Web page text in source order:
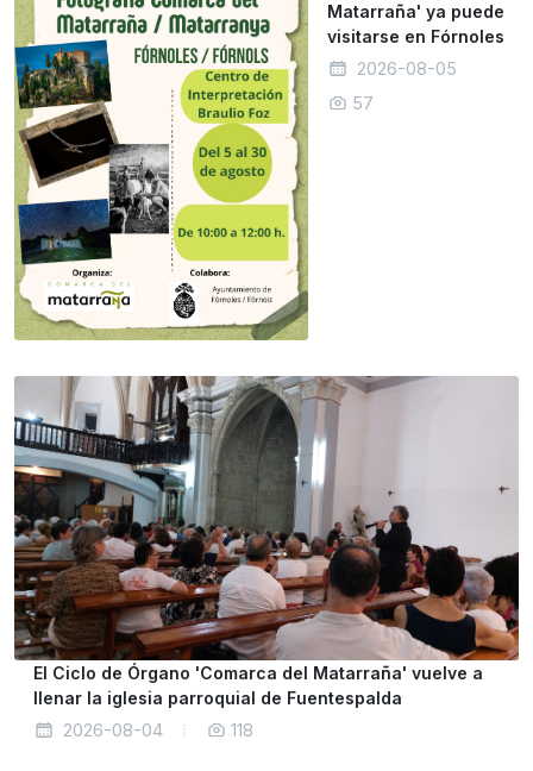
Matarraña' ya puede
visitarse en Fórnoles
2026-08-05
57
El Ciclo de Órgano 'Comarca del Matarraña' vuelve a
llenar la iglesia parroquial de Fuentespalda
2026-08-04
118